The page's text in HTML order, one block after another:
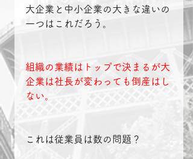
大企業と中小企業の大きな違いの
一つはこれだろう。
組織の業績はトップで決まるが大
企業は社長が変わっても倒産はし
ない。
これは従業員は数の問題？